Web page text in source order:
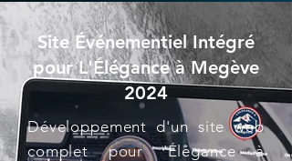
Site Événementiel Intégré
pour L'Élégance à Megève
2024
Développement d'un site web
complet pour 'Élégance à